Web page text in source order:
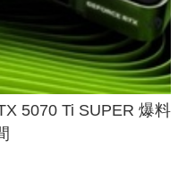
5070 Ti SUPER 爆料